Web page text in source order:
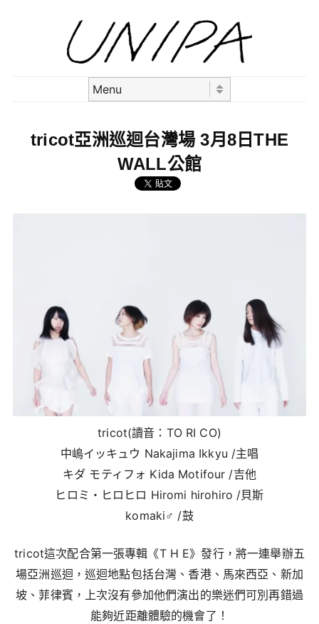
tricot亞洲巡迴台灣場 3月8日THE
WALL公館
tricot(讀音：TO RI CO)
中嶋イッキュウ Nakajima Ikkyu /主唱
キダ モティフォ Kida Motifour /吉他
ヒロミ・ヒロヒロ Hiromi hirohiro /貝斯
komaki♂ /鼓
tricot這次配合第一張專輯《T H E》發行，將一連舉辦五
場亞洲巡迴，巡迴地點包括台灣、香港、馬來西亞、新加
坡、菲律賓，上次沒有參加他們演出的樂迷們可別再錯過
能夠近距離體驗的機會了！